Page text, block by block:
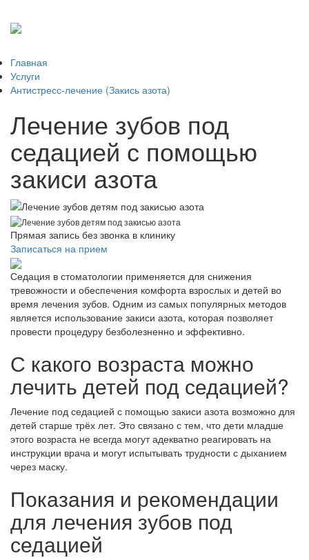
Главная
Услуги
Антистресс-лечение (Закись азота)
Лечение зубов под
седацией с помощью
закиси азота
Прямая запись без звонка в клинику
Записаться на прием
Седация в стоматологии применяется для снижения
тревожности и обеспечения комфорта взрослых и детей во
время лечения зубов. Одним из самых популярных методов
является использование закиси азота, которая позволяет
провести процедуру безболезненно и эффективно.
С какого возраста можно
лечить детей под седацией?
Лечение под седацией с помощью закиси азота возможно для
детей старше трёх лет. Это связано с тем, что дети младше
этого возраста не всегда могут адекватно реагировать на
инструкции врача и могут испытывать трудности с дыханием
через маску.
Показания и рекомендации
для лечения зубов под
седацией